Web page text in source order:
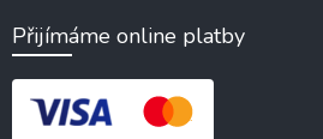
Přijímáme online platby